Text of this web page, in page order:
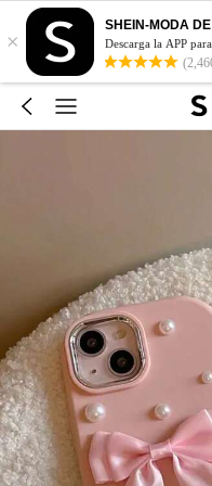
×
SHEIN-MODA
Descarga la APP